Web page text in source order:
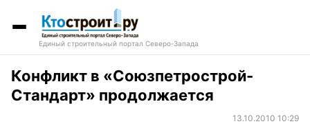
Единый строительный портал Северо-Запада
Конфликт в «Союзпетрострой-
Стандарт» продолжается
13.10.2010 10:29